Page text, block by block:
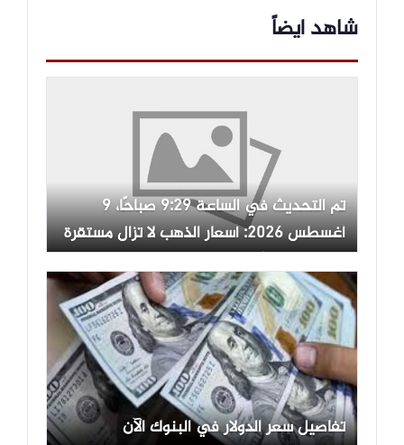
شاهد ايضاً
تم التحديث في الساعة 9:29 صباحًا، 9
أغسطس 2026: أسعار الذهب لا تزال مستقرة
بشكل عام، وأعلى سعر عند 145,500,000
دونغ فيتنامي/أونصة.
تفاصيل سعر الدولار في البنوك الآن